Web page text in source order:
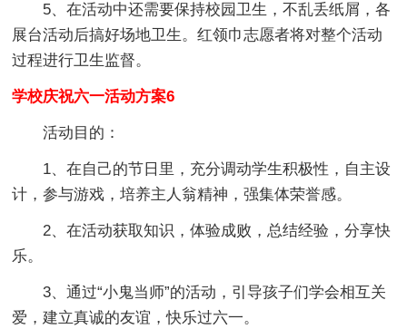
5、在活动中还需要保持校园卫生，不乱丢纸屑，各
展台活动后搞好场地卫生。红领巾志愿者将对整个活动
过程进行卫生监督。
学校庆祝六一活动方案6
活动目的：
1、在自己的节日里，充分调动学生积极性，自主设
计，参与游戏，培养主人翁精神，强集体荣誉感。
2、在活动获取知识，体验成败，总结经验，分享快
乐。
3、通过“小鬼当师”的活动，引导孩子们学会相互关
爱，建立真诚的友谊，快乐过六一。